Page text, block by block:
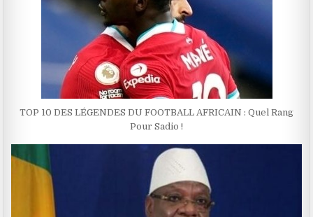
TOP 10 DES LÉGENDES DU FOOTBALL AFRICAIN : Quel Rang
Pour Sadio !